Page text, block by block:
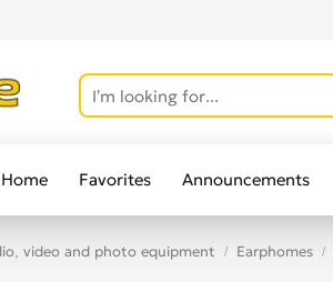
Home Favorites Announcements
video and photo equipment Earphomes